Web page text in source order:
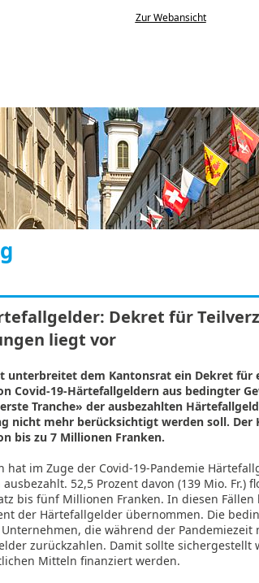
Zur Webansicht
Dekret für
liegt vor
unterbreitet dem Kantonsrat ein Dekret für
Covid-19-Härtefallgeldern aus bedingter
Tranche» der ausbezahlten
nicht mehr berücksichtigt werden soll. Der
bis zu 7 Millionen Franken.
hat im Zuge der Covid-19-Pandemie
52,5 Prozent davon (139 Mio. Fr.)
bis fünf Millionen Franken. In diesen
der Härtefallgelder übernommen. Die
die während der Pandemiezeit
zurückzahlen. Damit sollte sichergestellt
Mitteln finanziert werden.